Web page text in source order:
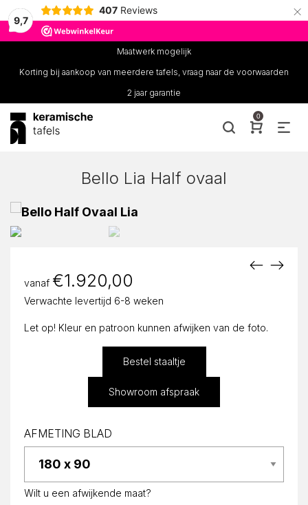
9,7
407 Reviews ×
Maatwerk mogelijk
Korting bij aankoop van meerdere tafels, vraag naar de voorwaarden
2 jaar garantie
0
Bello Lia Half ovaal
vanaf €1.920,00
Verwachte levertijd 6-8 weken
Let op! Kleur en patroon kunnen afwijken van de foto.
Bestel staaltje
Showroom afspraak
AFMETING BLAD
Wilt u een afwijkende maat?